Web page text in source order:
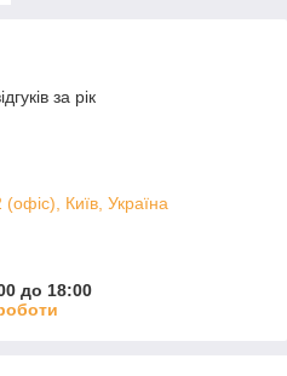
за рік
Київ, Україна
до 18:00